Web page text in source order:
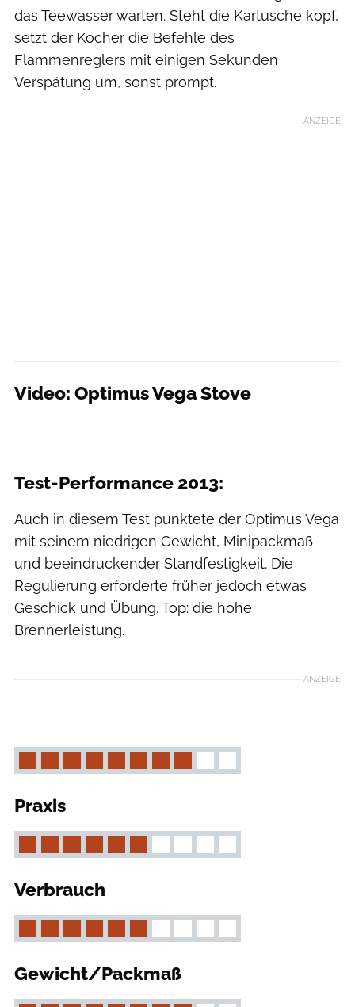
das Teewasser warten. Steht die Kartusche kopf,
setzt der Kocher die Befehle des
Flammenreglers mit einigen Sekunden
Verspätung um, sonst prompt.
ANZEIGE
Video: Optimus Vega Stove
Test-Performance 2013:
Auch in diesem Test punktete der Optimus Vega
mit seinem niedrigen Gewicht, Minipackmaß
und beeindruckender Standfestigkeit. Die
Regulierung erforderte früher jedoch etwas
Geschick und Übung. Top: die hohe
Brennerleistung.
ANZEIGE
Praxis
Verbrauch
Gewicht/Packmaß